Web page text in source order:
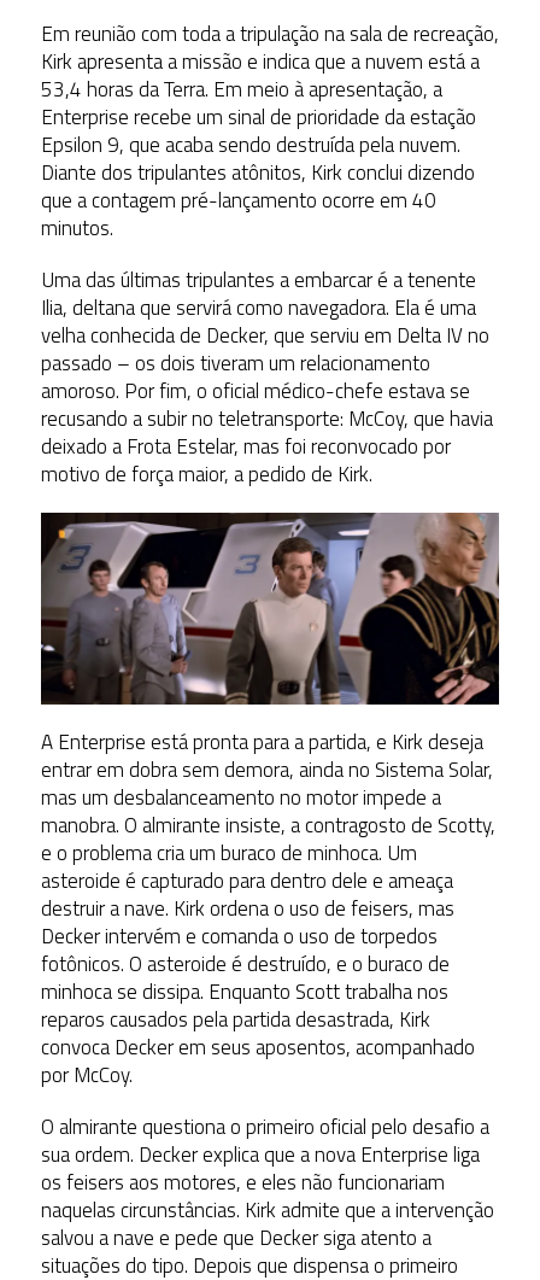
Em reunião com toda a tripulação na sala de recreação,
Kirk apresenta a missão e indica que a nuvem está a
53,4 horas da Terra. Em meio à apresentação, a
Enterprise recebe um sinal de prioridade da estação
Epsilon 9, que acaba sendo destruída pela nuvem.
Diante dos tripulantes atônitos, Kirk conclui dizendo
que a contagem pré-lançamento ocorre em 40
minutos.
Uma das últimas tripulantes a embarcar é a tenente
Ilia, deltana que servirá como navegadora. Ela é uma
velha conhecida de Decker, que serviu em Delta IV no
passado – os dois tiveram um relacionamento
amoroso. Por fim, o oficial médico-chefe estava se
recusando a subir no teletransporte: McCoy, que havia
deixado a Frota Estelar, mas foi reconvocado por
motivo de força maior, a pedido de Kirk.
A Enterprise está pronta para a partida, e Kirk deseja
entrar em dobra sem demora, ainda no Sistema Solar,
mas um desbalanceamento no motor impede a
manobra. O almirante insiste, a contragosto de Scotty,
e o problema cria um buraco de minhoca. Um
asteroide é capturado para dentro dele e ameaça
destruir a nave. Kirk ordena o uso de feisers, mas
Decker intervém e comanda o uso de torpedos
fotônicos. O asteroide é destruído, e o buraco de
minhoca se dissipa. Enquanto Scott trabalha nos
reparos causados pela partida desastrada, Kirk
convoca Decker em seus aposentos, acompanhado
por McCoy.
O almirante questiona o primeiro oficial pelo desafio a
sua ordem. Decker explica que a nova Enterprise liga
os feisers aos motores, e eles não funcionariam
naquelas circunstâncias. Kirk admite que a intervenção
salvou a nave e pede que Decker siga atento a
situações do tipo. Depois que dispensa o primeiro